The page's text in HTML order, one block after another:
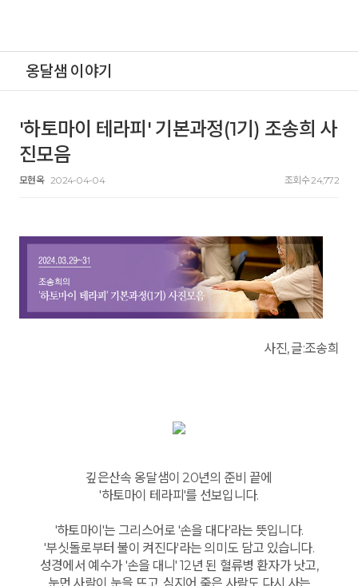
옹달샘 이야기
'하토마이 테라피' 기본과정(1기) 조송희 사
진모음
모현옥 2024-04-04 조회수 24,772
사진, 글:조송희
깊은산속 옹달샘이 20년의 준비 끝에
'하토마이 테라피'를 선보입니다.
'하토마이'는 그리스어로 '손을 대다'라는 뜻입니다.
'부싯돌로부터 불이 켜진다'라는 의미도 담고 있습니다.
성경에서 예수가 '손을 대니' 12년 된 혈류병 환자가 낫고,